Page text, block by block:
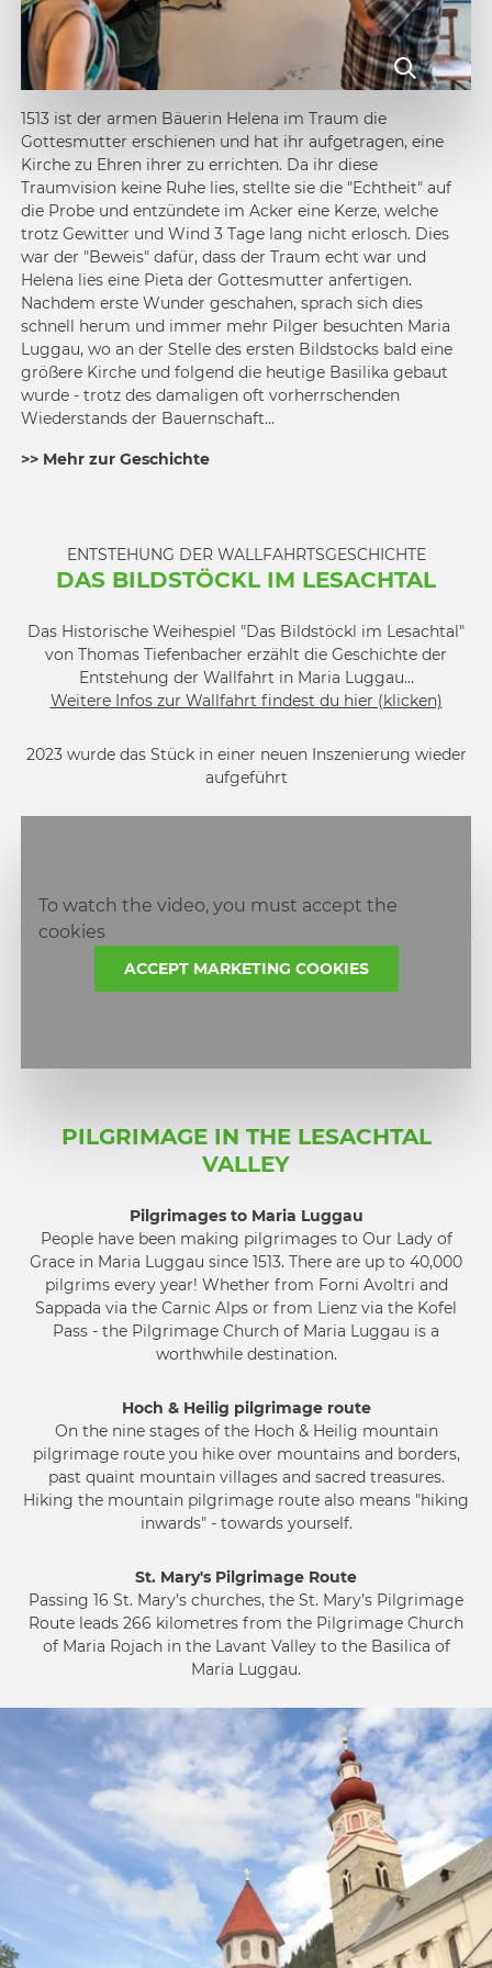
1513 ist der armen Bäuerin Helena im Traum die
Gottesmutter erschienen und hat ihr aufgetragen, eine
Kirche zu Ehren ihrer zu errichten. Da ihr diese
Traumvision keine Ruhe lies, stellte sie die "Echtheit" auf
die Probe und entzündete im Acker eine Kerze, welche
trotz Gewitter und Wind 3 Tage lang nicht erlosch. Dies
war der "Beweis" dafür, dass der Traum echt war und
Helena lies eine Pieta der Gottesmutter anfertigen.
Nachdem erste Wunder geschahen, sprach sich dies
schnell herum und immer mehr Pilger besuchten Maria
Luggau, wo an der Stelle des ersten Bildstocks bald eine
größere Kirche und folgend die heutige Basilika gebaut
wurde - trotz des damaligen oft vorherrschenden
Wiederstands der Bauernschaft...
>> Mehr zur Geschichte
ENTSTEHUNG DER WALLFAHRTSGESCHICHTE
DAS BILDSTÖCKL IM LESACHTAL
Das Historische Weihespiel "Das Bildstöckl im Lesachtal"
von Thomas Tiefenbacher erzählt die Geschichte der
Entstehung der Wallfahrt in Maria Luggau...
Weitere Infos zur Wallfahrt findest du hier (klicken)
2023 wurde das Stück in einer neuen Inszenierung wieder
aufgeführt
To watch the video, you must accept the
cookies
ACCEPT MARKETING COOKIES
PILGRIMAGE IN THE LESACHTAL
VALLEY
Pilgrimages to Maria Luggau
People have been making pilgrimages to Our Lady of
Grace in Maria Luggau since 1513. There are up to 40,000
pilgrims every year! Whether from Forni Avoltri and
Sappada via the Carnic Alps or from Lienz via the Kofel
Pass - the Pilgrimage Church of Maria Luggau is a
worthwhile destination.
Hoch & Heilig pilgrimage route
On the nine stages of the Hoch & Heilig mountain
pilgrimage route you hike over mountains and borders,
past quaint mountain villages and sacred treasures.
Hiking the mountain pilgrimage route also means "hiking
inwards" - towards yourself.
St. Mary's Pilgrimage Route
Passing 16 St. Mary’s churches, the St. Mary’s Pilgrimage
Route leads 266 kilometres from the Pilgrimage Church
of Maria Rojach in the Lavant Valley to the Basilica of
Maria Luggau.